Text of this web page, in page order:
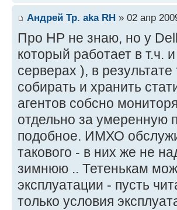
Андрей Тр. aka RH » 02 апр
Про НР не знаю, но у
который работает в т.ч.
серверах ), в
собирать и хранить
агентов собсно
отдельно за умеренную
подобное. ИМХО
такового - в них же не
зимнюю .. Тетенькам
эксплуатации - пусть
только условия